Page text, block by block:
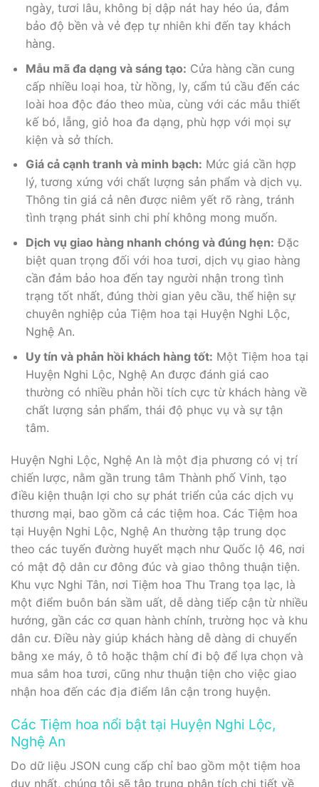
ngày, tươi lâu, không bị dập nát hay héo úa, đảm
bảo độ bền và vẻ đẹp tự nhiên khi đến tay khách
hàng.
Mẫu mã đa dạng và sáng tạo: Cửa hàng cần cung
cấp nhiều loại hoa, từ hồng, ly, cẩm tú cầu đến các
loài hoa độc đáo theo mùa, cùng với các mẫu thiết
kế bó, lẵng, giỏ hoa đa dạng, phù hợp với mọi sự
kiện và sở thích.
Giá cả cạnh tranh và minh bạch: Mức giá cần hợp
lý, tương xứng với chất lượng sản phẩm và dịch vụ.
Thông tin giá cả nên được niêm yết rõ ràng, tránh
tình trạng phát sinh chi phí không mong muốn.
Dịch vụ giao hàng nhanh chóng và đúng hẹn: Đặc
biệt quan trọng đối với hoa tươi, dịch vụ giao hàng
cần đảm bảo hoa đến tay người nhận trong tình
trạng tốt nhất, đúng thời gian yêu cầu, thể hiện sự
chuyên nghiệp của Tiệm hoa tại Huyện Nghi Lộc,
Nghệ An.
Uy tín và phản hồi khách hàng tốt: Một Tiệm hoa tại
Huyện Nghi Lộc, Nghệ An được đánh giá cao
thường có nhiều phản hồi tích cực từ khách hàng về
chất lượng sản phẩm, thái độ phục vụ và sự tận
tâm.
Huyện Nghi Lộc, Nghệ An là một địa phương có vị trí
chiến lược, nằm gần trung tâm Thành phố Vinh, tạo
điều kiện thuận lợi cho sự phát triển của các dịch vụ
thương mại, bao gồm cả các tiệm hoa. Các Tiệm hoa
tại Huyện Nghi Lộc, Nghệ An thường tập trung dọc
theo các tuyến đường huyết mạch như Quốc lộ 46, nơi
có mật độ dân cư đông đúc và giao thông thuận tiện.
Khu vực Nghi Tân, nơi Tiệm hoa Thu Trang tọa lạc, là
một điểm buôn bán sầm uất, dễ dàng tiếp cận từ nhiều
hướng, gần các cơ quan hành chính, trường học và khu
dân cư. Điều này giúp khách hàng dễ dàng di chuyển
bằng xe máy, ô tô hoặc thậm chí đi bộ để lựa chọn và
mua sắm hoa tươi, cũng như thuận tiện cho việc giao
nhận hoa đến các địa điểm lân cận trong huyện.
Các Tiệm hoa nổi bật tại Huyện Nghi Lộc,
Nghệ An
Do dữ liệu JSON cung cấp chỉ bao gồm một tiệm hoa
duy nhất, chúng tôi sẽ tập trung phân tích chi tiết về